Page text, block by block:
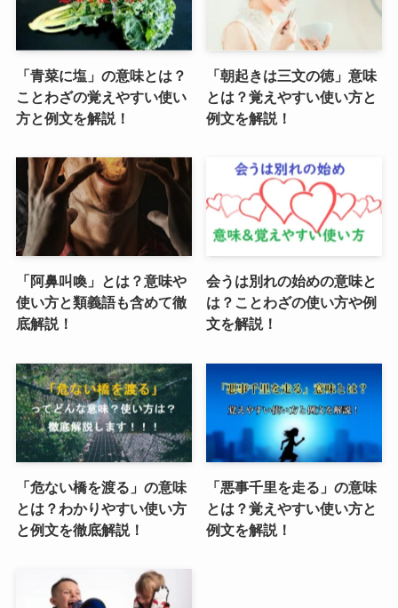
「青菜に塩」の意味とは？
ことわざの覚えやすい使い
方と例文を解説！
「朝起きは三文の徳」意味
とは？覚えやすい使い方と
例文を解説！
「阿鼻叫喚」とは？意味や
使い方と類義語も含めて徹
底解説！
会うは別れの始めの意味と
は？ことわざの使い方や例
文を解説！
「危ない橋を渡る」の意味
とは？わかりやすい使い方
と例文を徹底解説！
「悪事千里を走る」の意味
とは？覚えやすい使い方と
例文を解説！